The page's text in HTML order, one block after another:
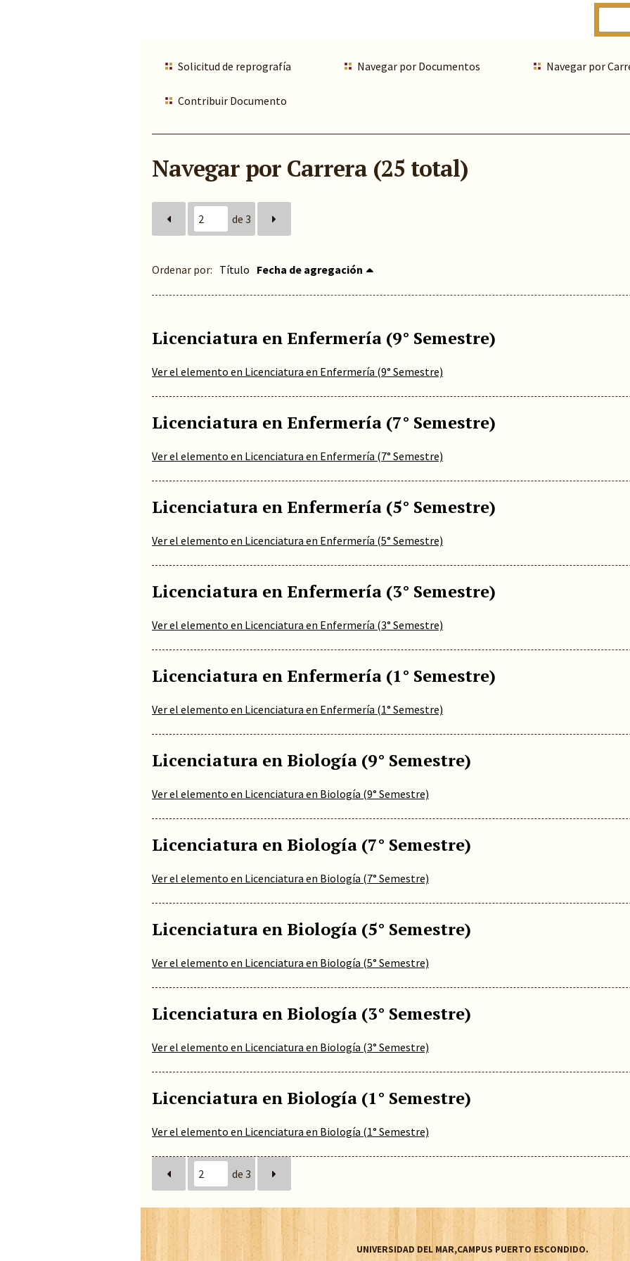
Solicitud de reprografía Navegar por Documentos Navegar por
Contribuir Documento
Navegar por Carrera (25 total)
de 3
Ordenar por: Título Fecha de agregación
Licenciatura en Enfermería (9° Semestre)
Ver el elemento en Licenciatura en Enfermería (9° Semestre)
Licenciatura en Enfermería (7° Semestre)
Ver el elemento en Licenciatura en Enfermería (7° Semestre)
Licenciatura en Enfermería (5° Semestre)
Ver el elemento en Licenciatura en Enfermería (5° Semestre)
Licenciatura en Enfermería (3° Semestre)
Ver el elemento en Licenciatura en Enfermería (3° Semestre)
Licenciatura en Enfermería (1° Semestre)
Ver el elemento en Licenciatura en Enfermería (1° Semestre)
Licenciatura en Biología (9° Semestre)
Ver el elemento en Licenciatura en Biología (9° Semestre)
Licenciatura en Biología (7° Semestre)
Ver el elemento en Licenciatura en Biología (7° Semestre)
Licenciatura en Biología (5° Semestre)
Ver el elemento en Licenciatura en Biología (5° Semestre)
Licenciatura en Biología (3° Semestre)
Ver el elemento en Licenciatura en Biología (3° Semestre)
Licenciatura en Biología (1° Semestre)
Ver el elemento en Licenciatura en Biología (1° Semestre)
de 3
UNIVERSIDAD DEL MAR,CAMPUS PUERTO ESCONDIDO.